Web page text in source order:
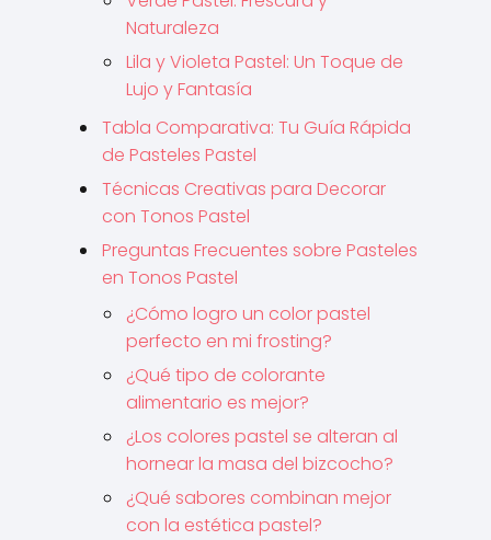
Naturaleza
Lila y Violeta Pastel: Un Toque de
Lujo y Fantasía
Tabla Comparativa: Tu Guía Rápida
de Pasteles Pastel
Técnicas Creativas para Decorar
con Tonos Pastel
Preguntas Frecuentes sobre Pasteles
en Tonos Pastel
¿Cómo logro un color pastel
perfecto en mi frosting?
¿Qué tipo de colorante
alimentario es mejor?
¿Los colores pastel se alteran al
hornear la masa del bizcocho?
¿Qué sabores combinan mejor
con la estética pastel?